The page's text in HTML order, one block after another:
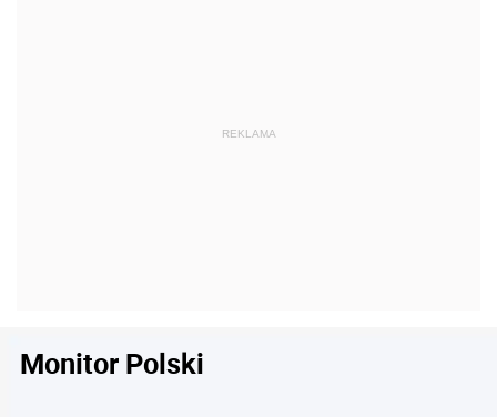
Monitor Polski